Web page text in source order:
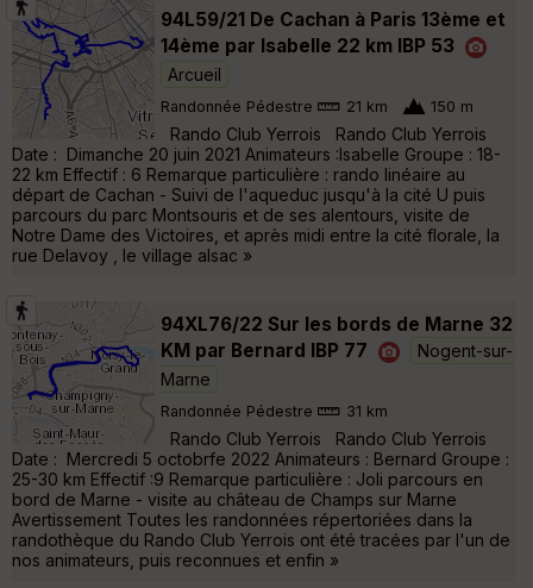
94L59/21 De Cachan à Paris 13ème et
14ème par Isabelle 22 km IBP 53
Arcueil
Randonnée Pédestre 21 km 150 m
Rando Club Yerrois Rando Club Yerrois
Date : Dimanche 20 juin 2021 Animateurs :Isabelle Groupe : 18-
22 km Effectif : 6 Remarque particulière : rando linéaire au
départ de Cachan - Suivi de l'aqueduc jusqu'à la cité U puis
parcours du parc Montsouris et de ses alentours, visite de
Notre Dame des Victoires, et après midi entre la cité florale, la
rue Delavoy , le village alsac »
94XL76/22 Sur les bords de Marne 32
KM par Bernard IBP 77
Nogent-sur-
Marne
Randonnée Pédestre 31 km
Rando Club Yerrois Rando Club Yerrois
Date : Mercredi 5 octobrfe 2022 Animateurs : Bernard Groupe :
25-30 km Effectif :9 Remarque particulière : Joli parcours en
bord de Marne - visite au château de Champs sur Marne
Avertissement Toutes les randonnées répertoriées dans la
randothèque du Rando Club Yerrois ont été tracées par l'un de
nos animateurs, puis reconnues et enfin »